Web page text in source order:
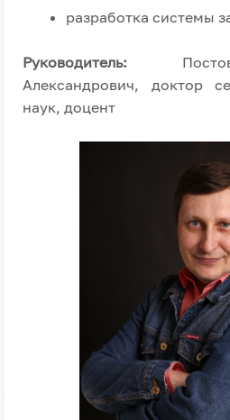
разработка системы
Руководитель:
Александрович, доктор
наук, доцент